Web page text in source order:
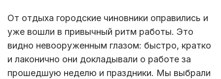
От отдыха городские чиновники оправились и
уже вошли в привычный ритм работы. Это
видно невооруженным глазом: быстро, кратко
и лаконично они докладывали о работе за
прошедшую неделю и праздники. Мы выбрали